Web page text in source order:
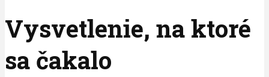
Vysvetlenie, na ktoré
sa čakalo